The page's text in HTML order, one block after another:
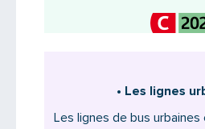
• Les lignes
Les lignes de bus